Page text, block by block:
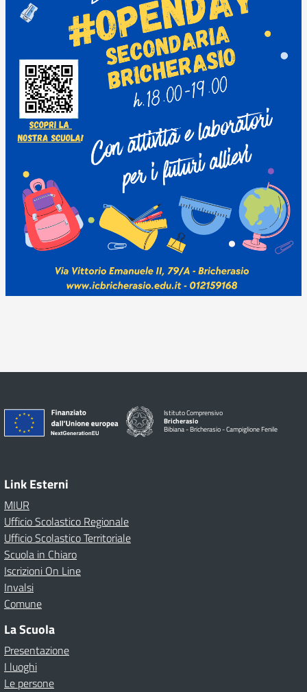
Istituto Comprensivo
Bricherasio
Bibiana - Bricherasio - Campiglione Fenile
Link Esterni
MIUR
Ufficio Scolastico Regionale
Ufficio Scolastico Territoriale
Scuola in Chiaro
Iscrizioni On Line
Invalsi
Comune
La Scuola
Presentazione
I luoghi
Le persone